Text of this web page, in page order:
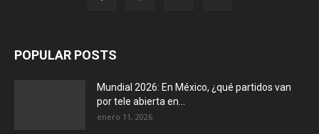
POPULAR POSTS
Mundial 2026: En México, ¿qué partidos van
por tele abierta en...
enero 11, 2026